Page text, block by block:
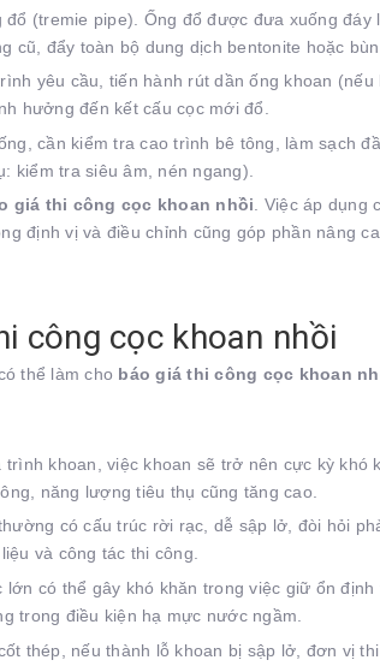
(tremie pipe). Ống đổ được đưa xuống
đẩy toàn bộ dung dịch bentonite hoặc
yêu cầu, tiến hành rút dần ống khoan
hưởng đến kết cấu cọc mới đổ.
cần kiểm tra cao trình bê tông, làm sạch
kiểm tra siêu âm, nén ngang).
giá thi công cọc khoan nhồi. Việc áp dụng
định vị và điều chỉnh cũng góp phần nâng
công cọc khoan nhồi
thể làm cho báo giá thi công cọc khoan
khoan, việc khoan sẽ trở nên cực kỳ
năng lượng tiêu thụ cũng tăng cao.
có cấu trúc rời rạc, dễ sập lở, đòi hỏi
và công tác thi công.
có thể gây khó khăn trong việc giữ ổn
trong điều kiện hạ mực nước ngầm.
thép, nếu thành lỗ khoan bị sập lở, đơn vị